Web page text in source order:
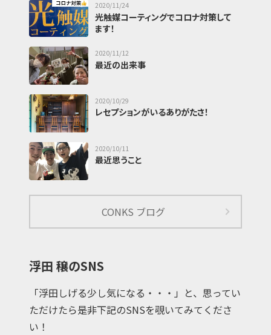
光触媒コーティングでコロナ対策して
ます！
2020/11/24
最近の出来事
2020/11/12
レセプションがいるありがたさ！
2020/10/29
最近思うこと
2020/10/11
CONKS ブログ
浮田 穣のSNS
「浮田しげる少し気になる・・・」と、思ってい
ただけたら是非下記のSNSを覗いてみてくださ
い！